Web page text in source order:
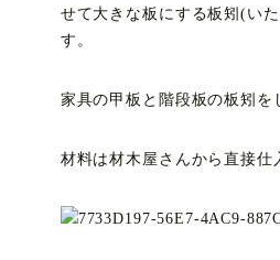
せて大きな板にする板矧(い
す。
家具の甲板と階段板の板矧を
材料は材木屋さんから直接仕